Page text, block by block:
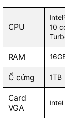
x 1200; 16:10)
Touch 250nits
CPU
10
RAM
Ổ cứng 1TB
Card
VGA
Intel